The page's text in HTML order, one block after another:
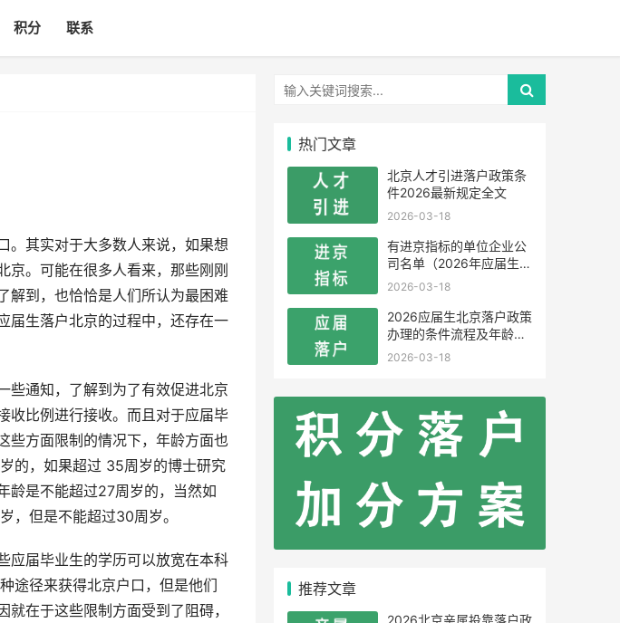
积分 联系
。其实对于大多数人来说，如果想
京。可能在很多人看来，那些刚刚
解到，也恰恰是人们所认为最困难
届生落户北京的过程中，还存在一
些通知，了解到为了有效促进北京
收比例进行接收。而且对于应届毕
些方面限制的情况下，年龄方面也
的，如果超过 35周岁的博士研究
龄是不能超过27周岁的，当然如
，但是不能超过30周岁。
应届毕业生的学历可以放宽在本科
途径来获得北京户口，但是他们
在于这些限制方面受到了阻碍，
热门文章
北京人才引进落户政策条
件2026最新规定全文
2026-03-18
有进京指标的单位企业公
司名单（2026年应届生留
学生）
2026-03-18
2026应届生北京落户政策
办理的条件流程及年龄限
制
2026-03-18
推荐文章
2026北京亲属投靠落户政